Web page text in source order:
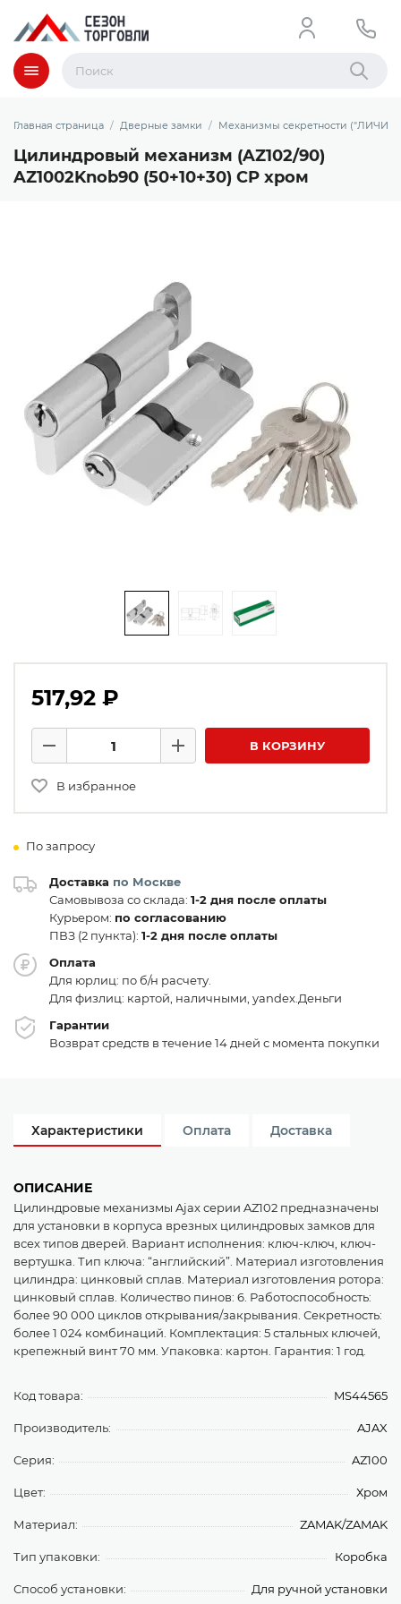
Меню Найти
Главная страница Дверные замки Механизмы секретности
Цилиндровый механизм (AZ102/90)
AZ1002Knob90 (50+10+30) CP хром
517,92 ₽
Минус
Плюс В КОРЗИНУ
В избранное
По запросу
Доставка по Москве
Самовывоза со склада: 1-2 дня после оплаты
Курьером: по согласованию
ПВЗ (2 пункта): 1-2 дня после оплаты
Оплата
Для юрлиц: по б/н расчету.
Для физлиц: картой, наличными, yandex.Деньги
Гарантии
Возврат средств в течение 14 дней с момента покупки
Характеристики Оплата Доставка
ОПИСАНИЕ
Цилиндровые механизмы Ajax серии AZ102 предназначены
для установки в корпуса врезных цилиндровых замков для
всех типов дверей. Вариант исполнения: ключ-ключ, ключ-
вертушка. Тип ключа: “английский”. Материал изготовления
цилиндра: цинковый сплав. Материал изготовления ротора:
цинковый сплав. Количество пинов: 6. Работоспособность:
более 90 000 циклов открывания/закрывания. Секретность:
более 1 024 комбинаций. Комплектация: 5 стальных ключей,
крепежный винт 70 мм. Упаковка: картон. Гарантия: 1 год.
Код товара: MS44565
Производитель: AJAX
Серия: AZ100
Цвет: Хром
Материал: ZAMAK/ZAMAK
Тип упаковки: Коробка
Способ установки: Для ручной установки